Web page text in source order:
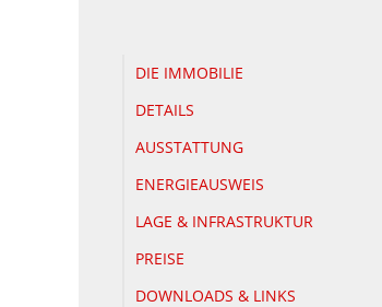
DIE IMMOBILIE
DETAILS
AUSSTATTUNG
ENERGIEAUSWEIS
LAGE & INFRASTRUKTUR
PREISE
DOWNLOADS & LINKS